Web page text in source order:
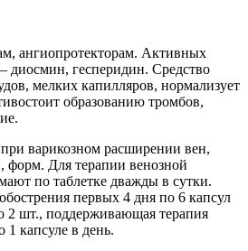
ангиопротекторам. Активных
диосмин, гесперидин. Средство
мелких капилляров, нормализует
образованию тромбов,
варикозном расширении вен,
форм. Для терапии венозной
по таблетке дважды в сутки.
первых 4 дня по 6 капсул
2 шт., поддерживающая терапия
1 капсуле в день.